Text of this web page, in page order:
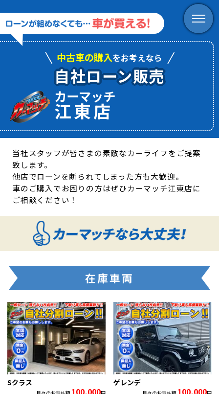
中古車の購入をお考えなら
自社ローン販売
カーマッチ
江東店
当社スタッフが皆さまの素敵なカーライフをご提案
致します。
他店でローンを断られてしまった方も大歓迎。
車のご購入でお困りの方はぜひカーマッチ江東店に
ご相談ください！
在庫車両
Sクラス
100,000
ゲレンデ
100,000